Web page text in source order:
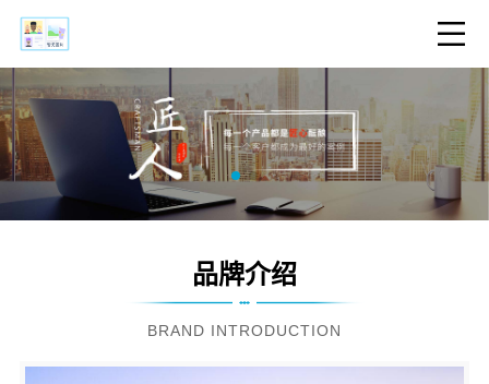
品牌介绍
BRAND INTRODUCTION